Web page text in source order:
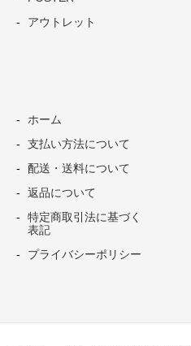
アウトレット
ホーム
支払い方法について
配送・送料について
返品について
特定商取引法に基づく
表記
プライバシーポリシー